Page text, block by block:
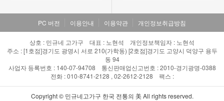
PC 버전 이용안내 이용약관 개인정보취급방침
상호 : 민규네 고가구 대표 : 노현석 개인정보책임자 : 노현석
주소 : [1호점]경기도 광명시 서로 210(가학동) [2호점]경기도 고양시 덕양구 용두
동 94
사업자 등록번호 : 140-07-94708 통신판매업신고번호 : 2010-경기광명-0388
전화 : 010-8741-2128 , 02-2612-2128 팩스 :
Copyright © 민규네고가구 한국 전통의 美 All rights reserved.